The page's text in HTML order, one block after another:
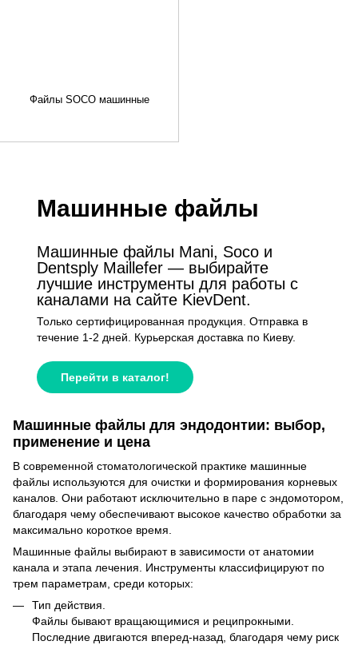
Машинные файлы
Машинные файлы Mani, Soco и
Dentsply Maillefer — выбирайте
лучшие инструменты для работы с
каналами на сайте KievDent.
Только сертифицированная продукция. Отправка в
течение 1-2 дней. Курьерская доставка по Киеву.
Перейти в каталог!
Машинные файлы для эндодонтии: выбор,
применение и цена
В современной стоматологической практике машинные
файлы используются для очистки и формирования корневых
каналов. Они работают исключительно в паре с эндомотором,
благодаря чему обеспечивают высокое качество обработки за
максимально короткое время.
Машинные файлы выбирают в зависимости от анатомии
канала и этапа лечения. Инструменты классифицируют по
трем параметрам, среди которых:
Тип действия.
Файлы бывают вращающимися и реципрокными.
Последние двигаются вперед-назад, благодаря чему риск
Файлы SOCO машинные